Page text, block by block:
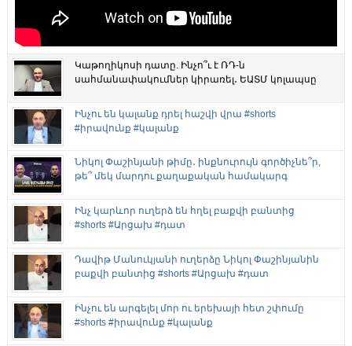
Կաթողիկոսի դատը. Ինչո՞ւ է ՌԴ-ն
սահմանափակումներ կիրառել․ ԵԱՏՄ կոլապսը
Ինչու են կալանք դրել հաշվի վրա #shorts
#իրավունք #կալանք
Նիկոլ Փաշինյանի թիմը․ ինքնուրույն գործիչնե՞ր,
թե՞ մեկ մարդու քաղաքական համակարգ
Ինչ կարևոր ուղերձ են հղել բաքվի բանտից
#shorts #Արցախ #դատ
Դավիթ Մանուկյանի ուղերձը Նիկոլ Փաշինյանին
բաքվի բանտից #shorts #Արցախ #դատ
Ինչու են արգելել մոր ու երեխայի հետ շփումը
#shorts #իրավունք #կալանք